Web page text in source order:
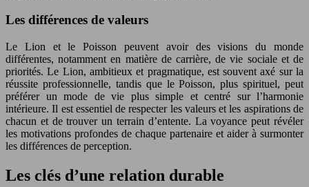
Les différences de valeurs
Le Lion et le Poisson peuvent avoir des visions du monde
différentes, notamment en matière de carrière, de vie sociale et de
priorités. Le Lion, ambitieux et pragmatique, est souvent axé sur la
réussite professionnelle, tandis que le Poisson, plus spirituel, peut
préférer un mode de vie plus simple et centré sur l’harmonie
intérieure. Il est essentiel de respecter les valeurs et les aspirations de
chacun et de trouver un terrain d’entente. La voyance peut révéler
les motivations profondes de chaque partenaire et aider à surmonter
les différences de perception.
Les clés d’une relation durable